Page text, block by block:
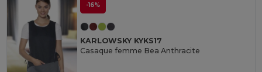
-16%
KARLOWSKY KYKS17
Casaque femme Bea Anthracite